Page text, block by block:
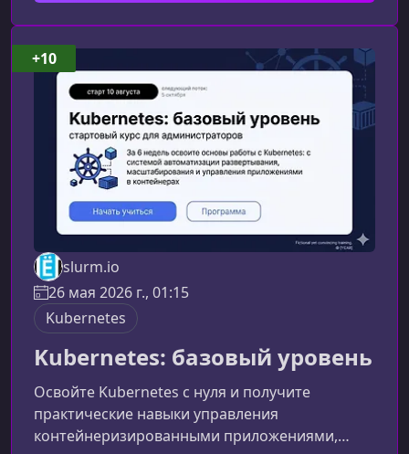
максимально прикладной и понятный опыт.О
курсеВ течение двух насыщенных дней вы шаг
за шагом пройдёте путь современного
инженера, работающего с Kubernetes: от
изучения базовых концепций и импер
slurm.io
26 мая 2026 г., 01:15
Kubernetes
Kubernetes: базовый уровень
Освойте Kubernetes с нуля и получите
практические навыки управления
контейнеризированными приложениями,
+10